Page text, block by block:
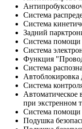
Система
Система
Задний
Система помощи
Система
Функция
Система
Автоблокировка
Система
Автоматическое
при экстренном
Система помощи
Подушка